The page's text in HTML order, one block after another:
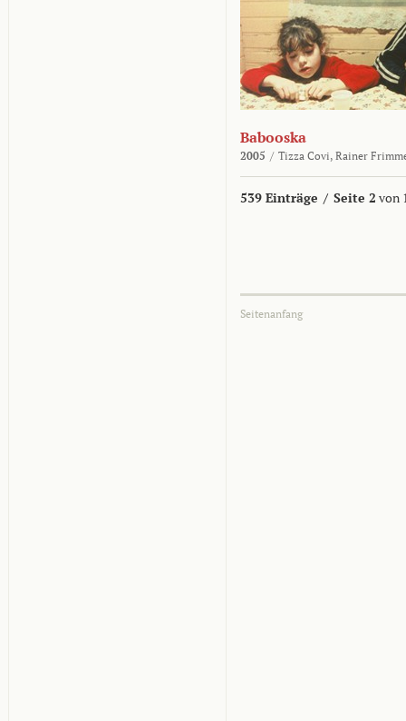
Babooska
2005 / Tizza Covi, Rainer
539 Einträge / Seite 2 von
Seitenanfang